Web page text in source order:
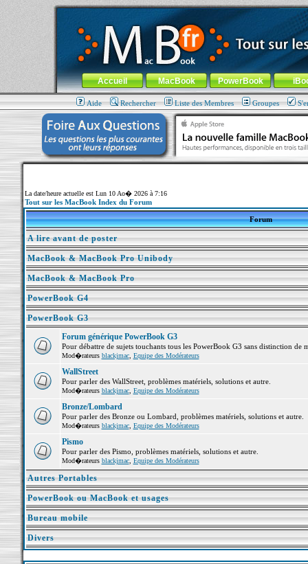
MacBook-fr.com : 100% Apple... 100% nomade !
Aller au contenu-Aller au menu général-Aller au menu de
Menu général
Accueil MacBook PowerBook
Aide Rechercher Liste des Membres Groupes
La date/heure actuelle est Lun 10 Ao� 2026 à 7:16
Tout sur les MacBook Index du Forum
Forum
A lire avant de poster
MacBook & MacBook Pro Unibody
MacBook & MacBook Pro
PowerBook G4
PowerBook G3
Forum générique PowerBook G3
Pour débattre de sujets touchants tous les PowerBook G3 sans distinction de
Mod�rateurs blackjmac, Equipe des Modérateurs
WallStreet
Pour parler des WallStreet, problèmes matériels, solutions et autre.
Mod�rateurs blackjmac, Equipe des Modérateurs
Bronze/Lombard
Pour parler des Bronze ou Lombard, problèmes matériels, solutions et autre.
Mod�rateurs blackjmac, Equipe des Modérateurs
Pismo
Pour parler des Pismo, problèmes matériels, solutions et autre.
Mod�rateurs blackjmac, Equipe des Modérateurs
Autres Portables
PowerBook ou MacBook et usages
Bureau mobile
Divers